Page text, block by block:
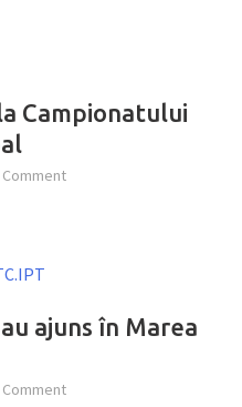
Campionatului
Comment
ajuns în Marea
Comment